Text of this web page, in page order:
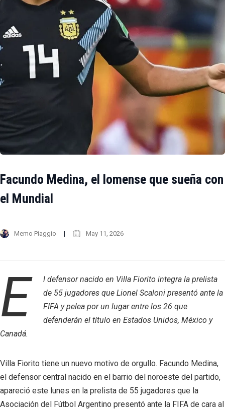
Facundo Medina, el lomense que sueña con
el Mundial
Memo Piaggio May 11, 2026
E
l defensor nacido en Villa Fiorito integra la prelista
de 55 jugadores que Lionel Scaloni presentó ante la
FIFA y pelea por un lugar entre los 26 que
defenderán el título en Estados Unidos, México y
Canadá.
Villa Fiorito tiene un nuevo motivo de orgullo. Facundo Medina,
el defensor central nacido en el barrio del noroeste del partido,
apareció este lunes en la prelista de 55 jugadores que la
Asociación del Fútbol Argentino presentó ante la FIFA de cara al